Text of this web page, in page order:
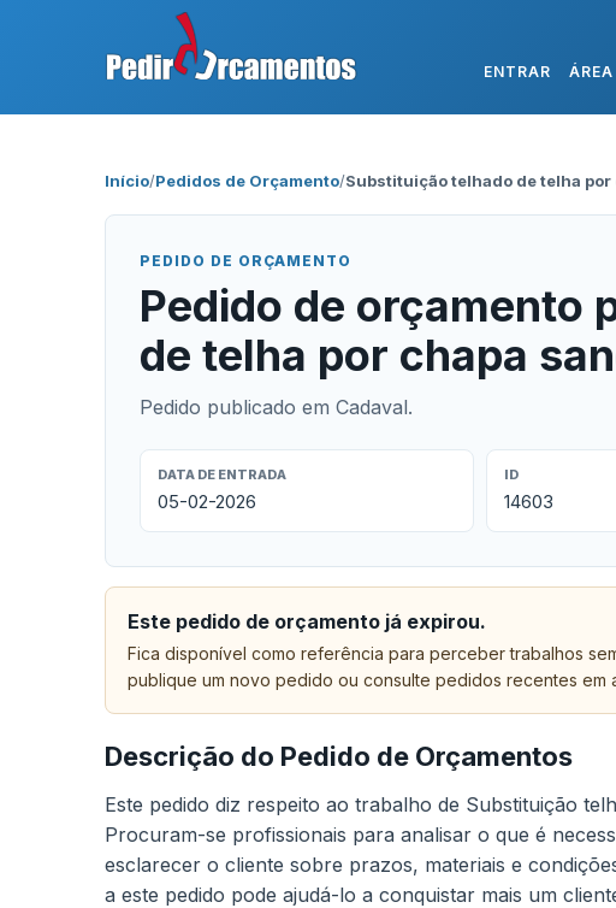
ENTRAR
Início/Pedidos de Orçamento/Substituição telhado de telha
PEDIDO DE ORÇAMENTO
Pedido de orçamento
de telha por chapa
Pedido publicado em Cadaval.
DATA DE ENTRADA
05-02-2026
ID
14603
Este pedido de orçamento já expirou.
Fica disponível como referência para perceber trabalhos
publique um novo pedido ou consulte pedidos recentes em
Descrição do Pedido de Orçamentos
Este pedido diz respeito ao trabalho de Substituição
Procuram-se profissionais para analisar o que é
esclarecer o cliente sobre prazos, materiais e
a este pedido pode ajudá-lo a conquistar mais um